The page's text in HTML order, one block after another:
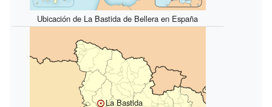
Ubicación de La Bastida de Bellera en España
La Bastida